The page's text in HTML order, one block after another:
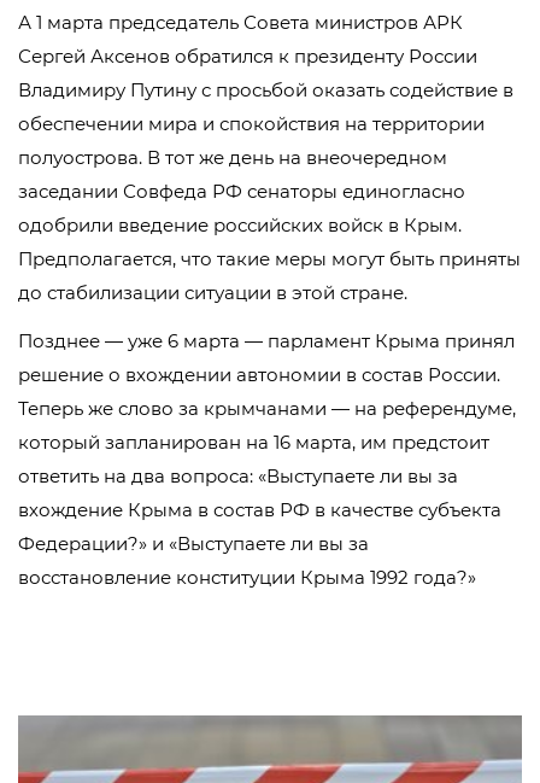
А 1 марта председатель Совета министров АРК
Сергей Аксенов обратился к президенту России
Владимиру Путину с просьбой оказать содействие в
обеспечении мира и спокойствия на территории
полуострова. В тот же день на внеочередном
заседании Совфеда РФ сенаторы единогласно
одобрили введение российских войск в Крым.
Предполагается, что такие меры могут быть приняты
до стабилизации ситуации в этой стране.
Позднее — уже 6 марта — парламент Крыма принял
решение о вхождении автономии в состав России.
Теперь же слово за крымчанами — на референдуме,
который запланирован на 16 марта, им предстоит
ответить на два вопроса: «Выступаете ли вы за
вхождение Крыма в состав РФ в качестве субъекта
Федерации?» и «Выступаете ли вы за
восстановление конституции Крыма 1992 года?»